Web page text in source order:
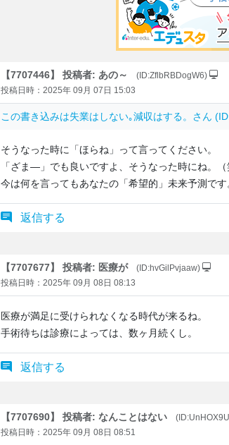
【7707446】 投稿者: あの～
(ID:ZflbRBDogW6)
投稿日時：2025年 09月 07日 15:03
この書き込みは失業はしない｡減収はする。 さん
そうなった時に「ほらね」って言ってください。
「ざま―」でも良いですよ、そうなった時にね
今は何を言ってもあなたの「希望的」未来予測です
返信する
【7707677】 投稿者: 医療が
(ID:hvGilPvjaaw)
投稿日時：2025年 09月 08日 08:13
医療が満足に受けられなくなる時代が来るね。
手術待ちは診療によっては、数ヶ月続くし。
返信する
【7707690】 投稿者: なんことはない
投稿日時：2025年 09月 08日 08:51